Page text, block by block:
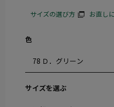
サイズの選び方 お直し
色
サイズを選ぶ